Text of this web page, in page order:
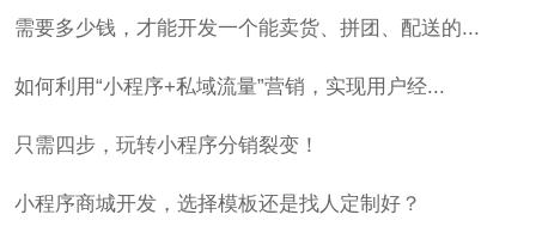
需要多少钱，才能开发一个能卖货、拼团、配送的...
如何利用“小程序+私域流量”营销，实现用户经...
只需四步，玩转小程序分销裂变！
小程序商城开发，选择模板还是找人定制好？